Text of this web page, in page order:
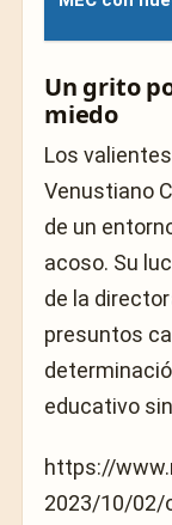
Un grito
miedo
Los
Venustiano
de un
acoso. Su
de la
presuntos
educativo
https://
2023/10/